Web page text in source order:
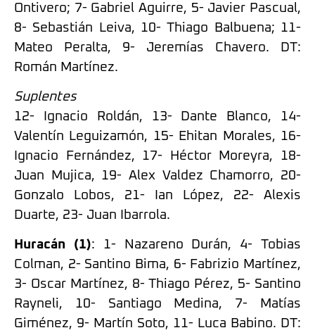
Ontivero; 7- Gabriel Aguirre, 5- Javier Pascual,
8- Sebastián Leiva, 10- Thiago Balbuena; 11-
Mateo Peralta, 9- Jeremías Chavero. DT:
Román Martínez.
Suplentes
12- Ignacio Roldán, 13- Dante Blanco, 14-
Valentín Leguizamón, 15- Ehitan Morales, 16-
Ignacio Fernández, 17- Héctor Moreyra, 18-
Juan Mujica, 19- Alex Valdez Chamorro, 20-
Gonzalo Lobos, 21- Ian López, 22- Alexis
Duarte, 23- Juan Ibarrola.
Huracán (1): 1- Nazareno Durán, 4- Tobias
Colman, 2- Santino Bima, 6- Fabrizio Martínez,
3- Oscar Martínez, 8- Thiago Pérez, 5- Santino
Rayneli, 10- Santiago Medina, 7- Matías
Giménez, 9- Martín Soto, 11- Luca Babino. DT: